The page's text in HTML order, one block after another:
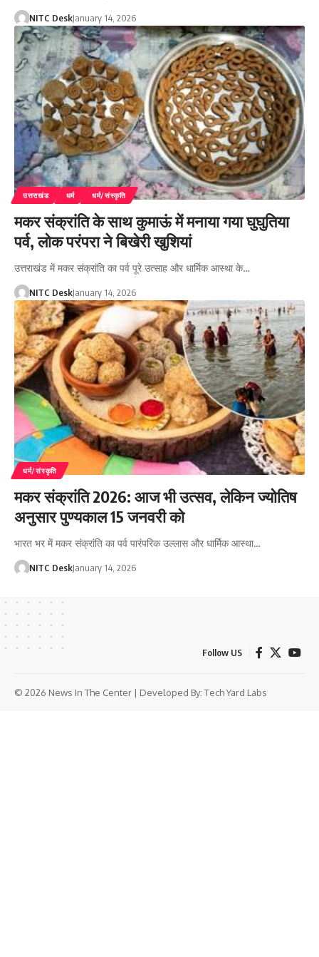
NITC DeskJanuary 14, 2026
उत्तराखंड धर्म धर्म/संस्कृति
मकर संक्रांति के साथ कुमाऊं में मनाया गया घुघुतिया
पर्व, लोक परंपरा ने बिखेरी खुशियां
उत्तराखंड में मकर संक्रांति का पर्व पूरे उत्साह और धार्मिक आस्था के…
NITC DeskJanuary 14, 2026
धर्म/संस्कृति
मकर संक्रांति 2026: आज भी उत्सव, लेकिन ज्योतिष
अनुसार पुण्यकाल 15 जनवरी को
भारत भर में मकर संक्रांति का पर्व पारंपरिक उल्लास और धार्मिक आस्था…
NITC DeskJanuary 14, 2026
Follow US
© 2026 News In The Center | Developed By: Tech Yard Labs